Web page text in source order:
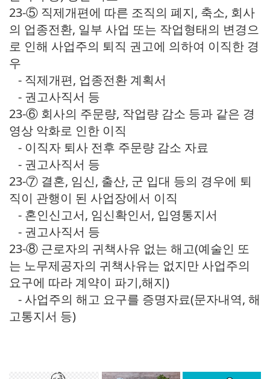
23-⑤ 직제개편에 따른 조직의 폐지, 축소, 회사
의 업종전환, 일부 사업 또는 작업형태의 변경으
로 인해 사업주의 퇴직 권고에 의하여 이직한 경
우
- 직제개편, 업종전환 계획서
- 권고사직서 등
23-⑥ 회사의 주문량, 작업량 감소 등과 같은 경
영상 악화로 인한 이직
- 이직자 퇴사 전후 주문량 감소 자료
- 권고사직서 등
23-⑦ 결혼, 임신, 출산, 군 입대 등의 경우에 퇴
직이 관행이 된 사업장에서 이직
- 혼인신고서, 임신확인서, 입영통지서
- 권고사직서 등
23-⑧ 근로자의 귀책사유 없는 해고(예술인 또
는 노무제공자의 귀책사유는 없지만 사업주의
요구에 따라 계약이 파기,해지)
- 사업주의 해고 요구를 증명자료(문자내역, 해
고통지서 등)